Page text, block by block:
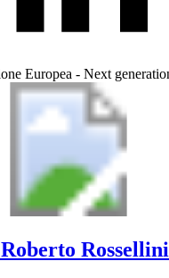
Rossellini